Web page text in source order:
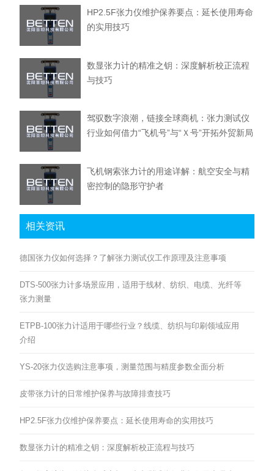
HP2.5F张力仪维护保养要点：延长使用寿命
的实用技巧
数显张力计的精准之钥：深度解析校正流程
与技巧
驾驭数字浪潮，链接全球商机：张力测试仪
行业如何借力“飞机号”与“Ｘ号”开拓外贸新局
飞机钢索张力计的用途详解：航空安全与精
密控制的隐形守护者
相关资讯
德国张力仪如何选择？了解张力测试仪工作原理及注意事项
DTS-500张力计多场景应用，适用于线材、纺织、电缆、光纤等
张力测量
ETPB-100张力计适用于哪些行业？线缆、纺织与印刷领域应用
介绍
YS-20张力仪选购注意事项，测量范围与精度参数全面分析
皮带张力计的日常维护保养与故障排查技巧
HP2.5F张力仪维护保养要点：延长使用寿命的实用技巧
数显张力计的精准之钥：深度解析校正流程与技巧